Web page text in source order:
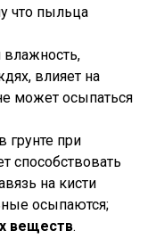
что пыльца
влияет на
может осыпаться
грунте при
способствовать
на кисти
осыпаются;
веществ.